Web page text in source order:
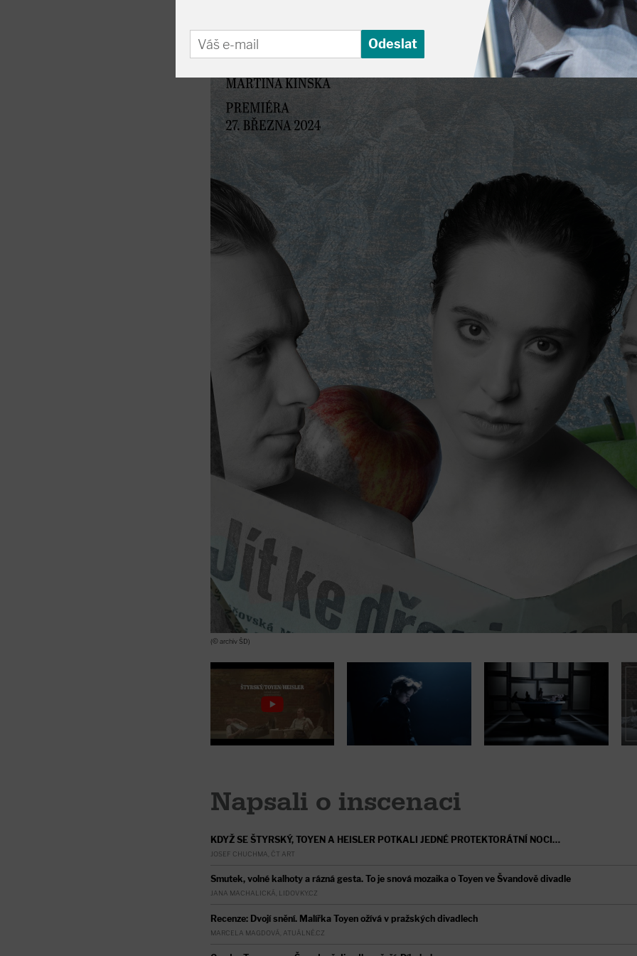
(© archiv ŠD)
Napsali o inscenaci
KDYŽ SE ŠTYRSKÝ, TOYEN A HEISLER POTKALI JEDNÉ PROTEKTORÁTNÍ NOCI…
JOSEF CHUCHMA, ČT ART
Smutek, volné kalhoty a rázná gesta. To je snová mozaika o Toyen ve Švandově divadle
JANA MACHALICKÁ, LIDOVKY.CZ
Recenze: Dvojí snění. Malířka Toyen ožívá v pražských divadlech
MARCELA MAGDOVÁ, ATUÁLNĚ.CZ